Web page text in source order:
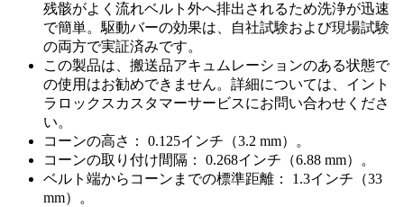
残骸がよく流れベルト外へ排出されるため洗浄が迅速
で簡単。駆動バーの効果は、自社試験および現場試験
の両方で実証済みです。
この製品は、搬送品アキュムレーションのある状態で
の使用はお勧めできません。詳細については、イント
ラロックスカスタマーサービスにお問い合わせくださ
い。
コーンの高さ： 0.125インチ（3.2 mm）。
コーンの取り付け間隔： 0.268インチ（6.88 mm）。
ベルト端からコーンまでの標準距離： 1.3インチ（33
mm）。